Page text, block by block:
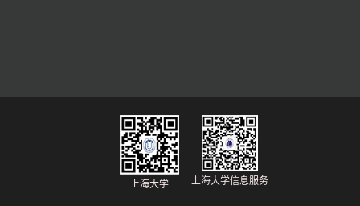
上海大学 上海大学信息服务